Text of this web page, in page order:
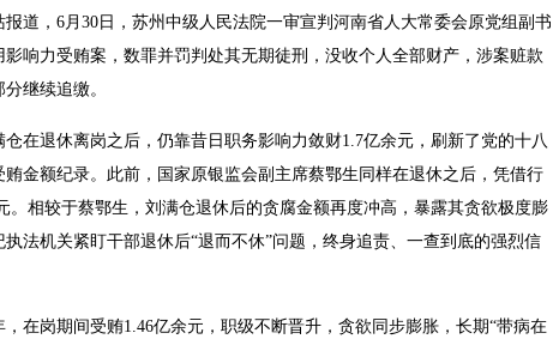
，6月30日，苏州中级人民法院一审宣判河南省人大常委会原党组副书
响力受贿案，数罪并罚判处其无期徒刑，没收个人全部财产，涉案赃款
继续追缴。
退休离岗之后，仍靠昔日职务影响力敛财1.7亿余元，刷新了党的十八
金额纪录。此前，国家原银监会副主席蔡鄂生同样在退休之后，凭借行
。相较于蔡鄂生，刘满仓退休后的贪腐金额再度冲高，暴露其贪欲极度膨
法机关紧盯干部退休后“退而不休”问题，终身追责、一查到底的强烈信
岗期间受贿1.46亿余元，职级不断晋升，贪欲同步膨胀，长期“带病在